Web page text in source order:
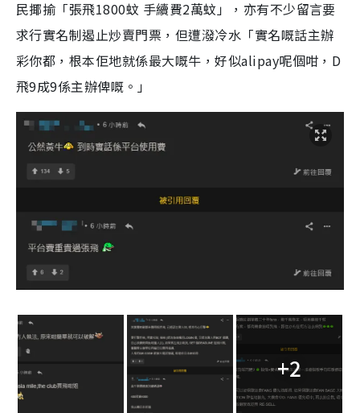
民揶揄「張飛1800蚊 手續費2萬蚊」，亦有不少留言要
求行實名制遏止炒賣門票，但遭潑冷水「實名嘅話主辦
彩你都，根本佢地就係最大嘅牛，好似alipay呢個咁，D
飛9成9係主辦俾嘅。」
+2